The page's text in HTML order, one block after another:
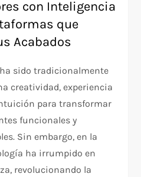
con Inteligencia
que
Acabados
sido tradicionalmente
creatividad, experiencia
para transformar
funcionales y
Sin embargo, en la
ha irrumpido en
revolucionando la